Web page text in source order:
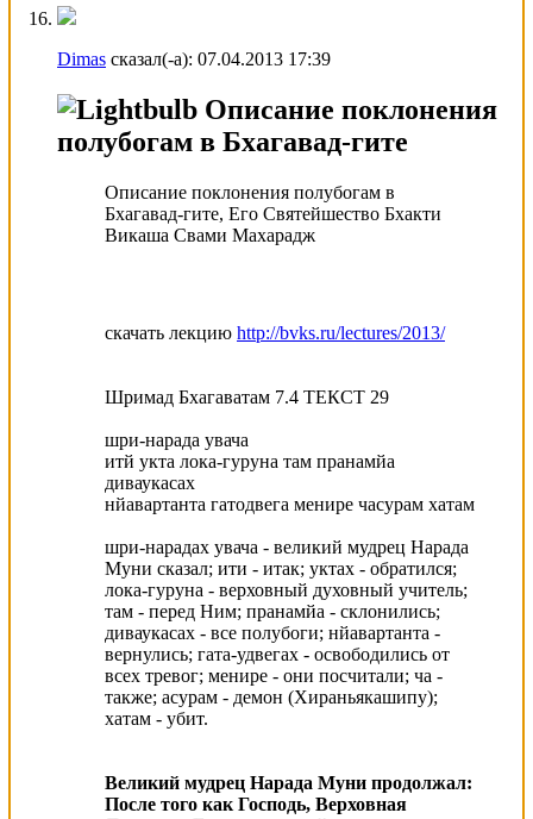
Dimas сказал(-а): 07.04.2013 17:39
Описание поклонения
полубогам в Бхагавад-гите
Описание поклонения полубогам в
Бхагавад-гите, Его Святейшество Бхакти
Викаша Свами Махарадж
скачать лекцию http://bvks.ru/lectures/2013/
Шримад Бхагаватам 7.4 ТЕКСТ 29
шри-нарада увача
итй укта лока-гуруна там пранамйа
диваукасах
нйавартанта гатодвега менире часурам хатам
шри-нарадах увача - великий мудрец Нарада
Муни сказал; ити - итак; уктах - обратился;
лока-гуруна - верховный духовный учитель;
там - перед Ним; пранамйа - склонились;
диваукасах - все полубоги; нйавартанта -
вернулись; гата-удвегах - освободились от
всех тревог; менире - они посчитали; ча -
также; асурам - демон (Хираньякашипу);
хатам - убит.
Великий мудрец Нарада Муни продолжал:
После того как Господь, Верховная